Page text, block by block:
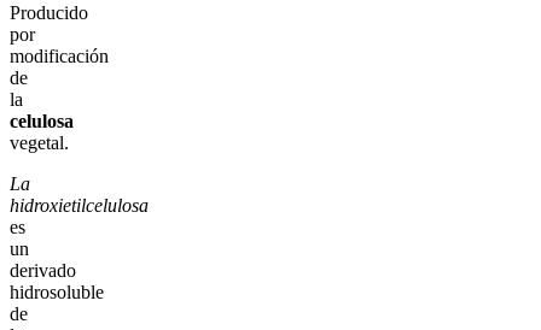
Producido
por
modificación
de
la
celulosa
vegetal.
La
hidroxietilcelulosa
es
un
derivado
hidrosoluble
de